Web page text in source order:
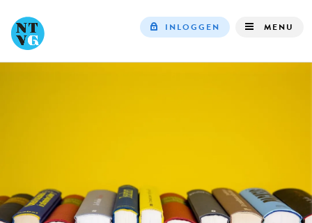
INLOGGEN MENU